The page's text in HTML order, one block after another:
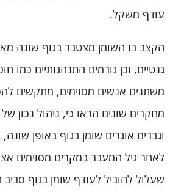
עודף משקל.
הקצב בו השומן מצטבר בגוף שונה
גנטיים, וכן גורמים התנהגותיים כמו
משתנים אנשים מסוימים, מתקשים
מחקרים שונים הראו כי, ניהול נכון
לאחר גיל המעבר במקרים מסוימים
שעלול להוביל לעודף שומן בגוף